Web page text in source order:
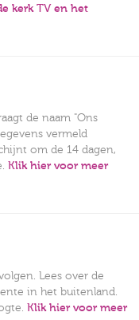
kerk TV en het
de naam "Ons
vermeld
om de 14 dagen,
Klik hier voor meer
Lees over de
in het buitenland.
Klik hier voor meer